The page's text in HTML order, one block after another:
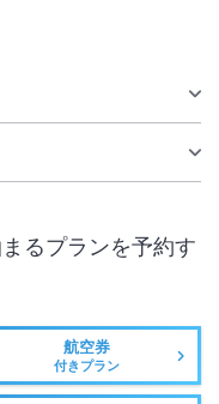
るプランを予約す
航空券
付きプラン